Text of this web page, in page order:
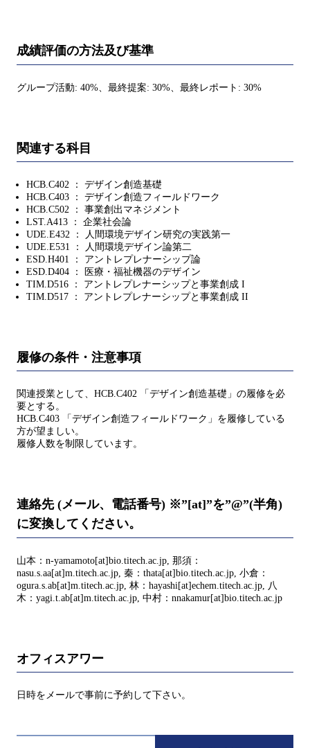
成績評価の方法及び基準
グループ活動: 40%、最終提案: 30%、最終レポート: 30%
関連する科目
HCB.C402 ： デザイン創造基礎
HCB.C403 ： デザイン創造フィールドワーク
HCB.C502 ： 事業創出マネジメント
LST.A413 ： 企業社会論
UDE.E432 ： 人間環境デザイン研究の実践第一
UDE.E531 ： 人間環境デザイン論第二
ESD.H401 ： アントレプレナーシップ論
ESD.D404 ： 医療・福祉機器のデザイン
TIM.D516 ： アントレプレナーシップと事業創成 I
TIM.D517 ： アントレプレナーシップと事業創成 II
履修の条件・注意事項
関連授業として、HCB.C402 「デザイン創造基礎」の履修を必
要とする。
HCB.C403 「デザイン創造フィールドワーク」を履修している
方が望ましい。
履修人数を制限しています。
連絡先 (メール、電話番号) ※”[at]”を”@”(半角)
に変換してください。
山本：n-yamamoto[at]bio.titech.ac.jp, 那須：
nasu.s.aa[at]m.titech.ac.jp, 秦：thata[at]bio.titech.ac.jp, 小倉：
ogura.s.ab[at]m.titech.ac.jp, 林：hayashi[at]echem.titech.ac.jp, 八
木：yagi.t.ab[at]m.titech.ac.jp, 中村：nnakamur[at]bio.titech.ac.jp
オフィスアワー
日時をメールで事前に予約して下さい。